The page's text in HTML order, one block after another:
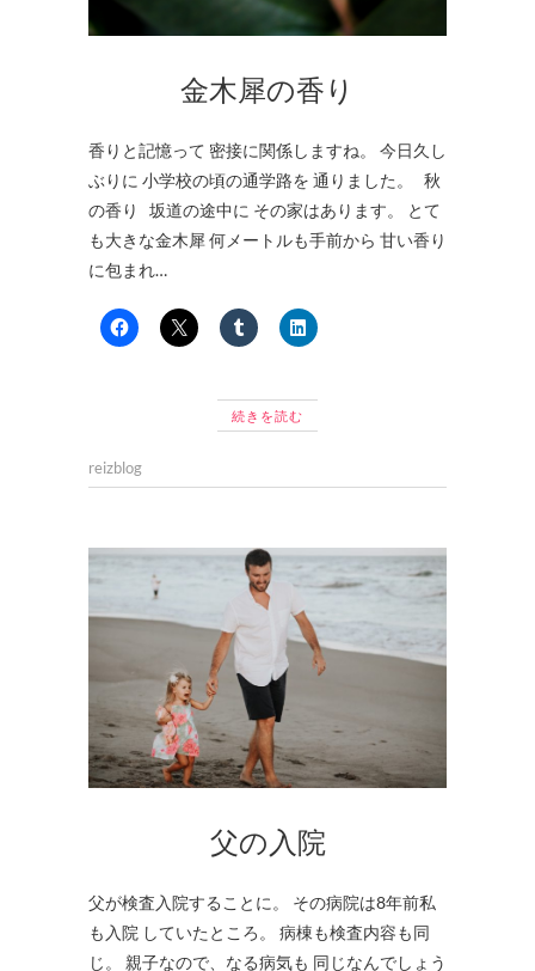
金木犀の香り
香りと記憶って 密接に関係しますね。 今日久し
ぶりに 小学校の頃の通学路を 通りました。 秋
の香り 坂道の途中に その家はあります。 とて
も大きな金木犀 何メートルも手前から 甘い香り
に包まれ…
続きを読む
reizblog
父の入院
父が検査入院することに。 その病院は8年前私
も入院 していたところ。 病棟も検査内容も同
じ。 親子なので、なる病気も 同じなんでしょう